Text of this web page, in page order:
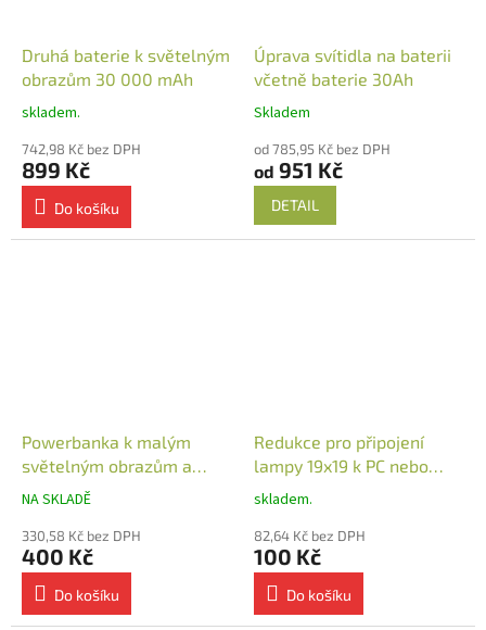
Druhá baterie k světelným
obrazům 30 000 mAh
skladem.
742,98 Kč bez DPH
899 Kč
Do košíku
Úprava svítidla na baterii
včetně baterie 30Ah
Skladem
od 785,95 Kč bez DPH
od 951 Kč
DETAIL
Powerbanka k malým
světelným obrazům a
stolním lampám 10 000
NA SKLADĚ
330,58 Kč bez DPH
400 Kč
Do košíku
Redukce pro připojení
lampy 19x19 k PC nebo
powerbance
skladem.
82,64 Kč bez DPH
100 Kč
Do košíku